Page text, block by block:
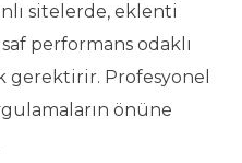
sitelerde, eklenti
performans odaklı
gerektirir. Profesyonel
önüne